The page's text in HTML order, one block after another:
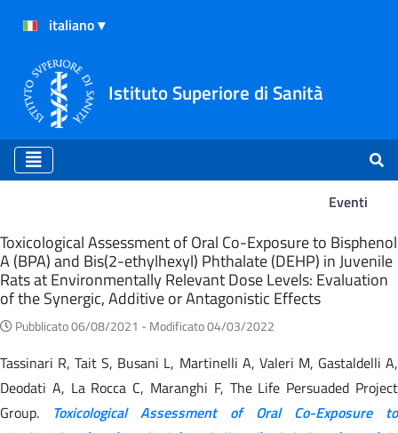
Istituto Superiore di Sanità
Eventi
Eventi
Toxicological Assessment of Oral Co-Exposure to Bisphenol
A (BPA) and Bis(2-ethylhexyl) Phthalate (DEHP) in Juvenile
Rats at Environmentally Relevant Dose Levels: Evaluation
of the Synergic, Additive or Antagonistic Effects
Pubblicato 06/08/2021 - Modificato 04/03/2022
Tassinari R, Tait S, Busani L, Martinelli A, Valeri M, Gastaldelli A,
Deodati A, La Rocca C, Maranghi F, The Life Persuaded Project
Group. Toxicological Assessment of Oral Co-Exposure to